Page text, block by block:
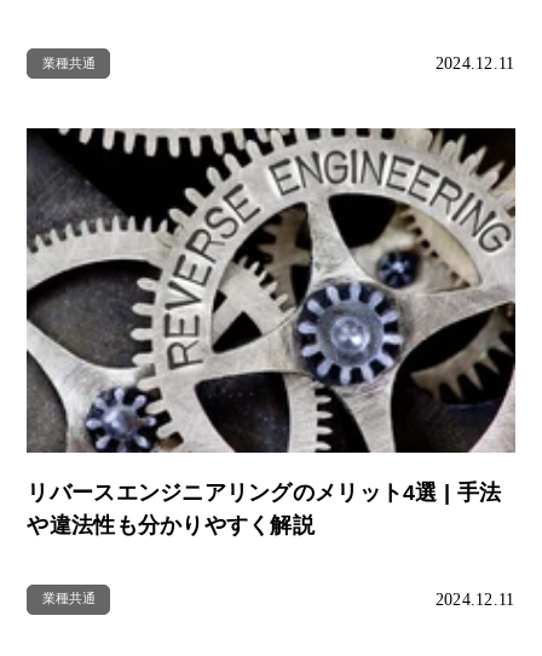
業種共通 2024.12.11
リバースエンジニアリングのメリット4選 | 手法
や違法性も分かりやすく解説
業種共通 2024.12.11